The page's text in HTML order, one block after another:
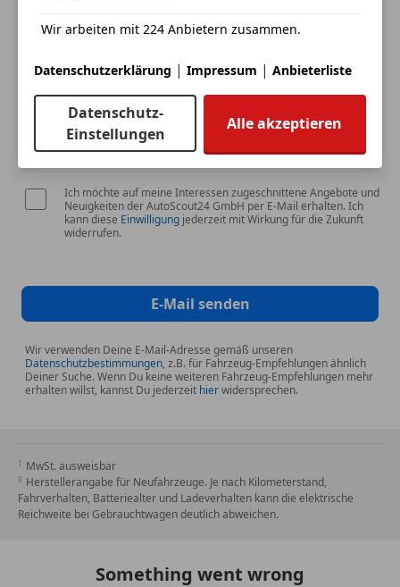
Deine E-Mail
Deine Telefonnummer (optional)
Ich möchte auf meine Interessen zugeschnittene Angebote und
Neuigkeiten der AutoScout24 GmbH per E-Mail erhalten. Ich
kann diese Einwilligung jederzeit mit Wirkung für die Zukunft
widerrufen.
E-Mail senden
Wir verwenden Deine E-Mail-Adresse gemäß unseren
Datenschutzbestimmungen, z.B. für Fahrzeug-Empfehlungen ähnlich
Deiner Suche. Wenn Du keine weiteren Fahrzeug-Empfehlungen mehr
erhalten willst, kannst Du jederzeit hierwidersprechen.
MwSt. ausweisbar
Herstellerangabe für Neufahrzeuge. Je nach Kilometerstand,
Fahrverhalten, Batteriealter und Ladeverhalten kann die elektrische
Reichweite bei Gebrauchtwagen deutlich abweichen.
Something went wrong
Wir arbeiten mit 224 Anbietern zusammen.
Datenschutzerklärung | Impressum | Anbieterliste
Datenschutz-
Einstellungen
Alle akzeptieren